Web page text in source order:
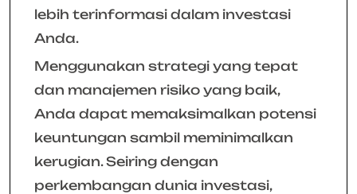
lebih terinformasi dalam investasi
Anda.
Menggunakan strategi yang tepat
dan manajemen risiko yang baik,
Anda dapat memaksimalkan potensi
keuntungan sambil meminimalkan
kerugian. Seiring dengan
perkembangan dunia investasi,